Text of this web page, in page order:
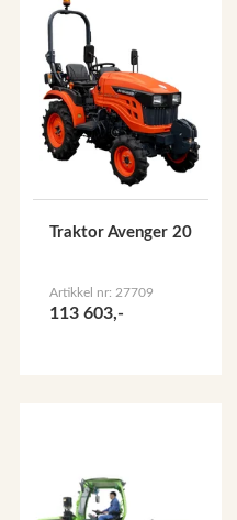
Traktor Avenger 20
Artikkel nr: 27709
113 603,-